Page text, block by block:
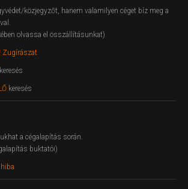
közjegyzőt, hanem valamilyen céget bíz meg a
olvassa el összállításunkat)
Zugírászat
keresés
keresés
a cégalapítás során.
buktatói)